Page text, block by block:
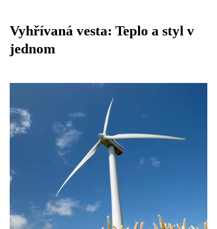
Vyhřívaná vesta: Teplo a styl v
jednom